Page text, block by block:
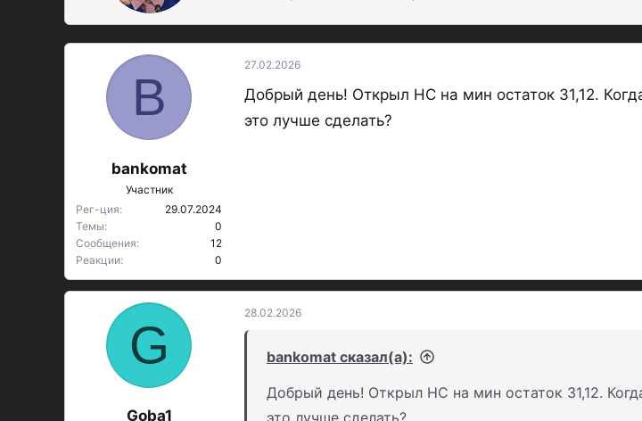
- промо-ставка
р
B
bankomat
Участник
Рег-ция
29.07.2024
Темы
0
Сообщения
12
Реакции
0
27.02.2026
Добрый день! Открыл НС на мин остаток 31,12.
это лучше сделать?
G
Goba1
28.02.2026
bankomat сказал(а):
Добрый день! Открыл НС на мин остаток 31,12.
это лучше сделать?